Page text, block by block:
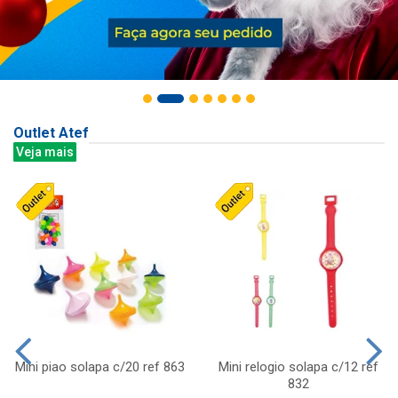
Outlet Atef
Veja mais
Mini piao solapa c/20 ref 863
Mini relogio solapa c/12 ref
832